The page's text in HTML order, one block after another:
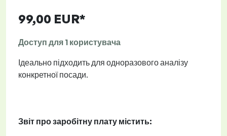
99,00 EUR*
Доступ для 1 користувача
Ідеально підходить для одноразового аналізу
конкретної посади.
Звіт про заробітну плату містить: